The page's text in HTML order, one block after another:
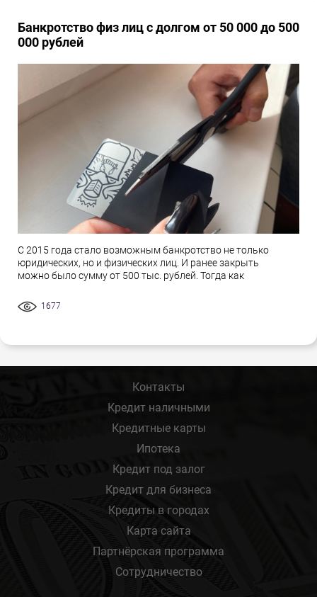
Банкротство физ лиц с долгом от 50 000 до 500
000 рублей
С 2015 года стало возможным банкротство не только
юридических, но и физических лиц. И ранее закрыть
можно было сумму от 500 тыс. рублей. Тогда как
1677
Контакты
Кредит наличными
Кредитные карты
Ипотека
Кредит под залог
Кредит для бизнеса
Кредиты в городах
Карта сайта
Партнёрская программа
Сотрудничество